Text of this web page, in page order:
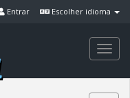
Escolher idioma
Entrar